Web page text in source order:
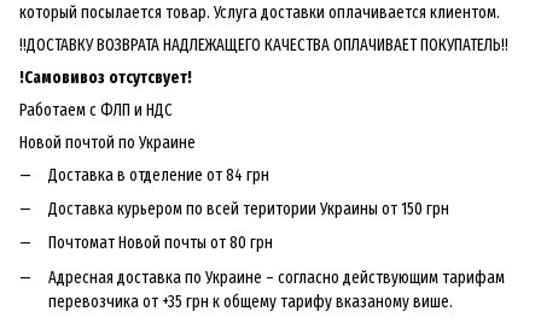
который посылается товар. Услуга доставки оплачивается клиентом.
!!ДОСТАВКУ ВОЗВРАТА НАДЛЕЖАЩЕГО КАЧЕСТВА ОПЛАЧИВАЕТ ПОКУПАТЕЛЬ!!
!Самовивоз отсутсвует!
Работаем с ФЛП и НДС
Новой почтой по Украине
Доставка в отделение от 84 грн
Доставка курьером по всей територии Украины от 150 грн
Почтомат Новой почты от 80 грн
Адресная доставка по Украине – согласно действующим тарифам
перевозчика от +35 грн к общему тарифу вказаному више.